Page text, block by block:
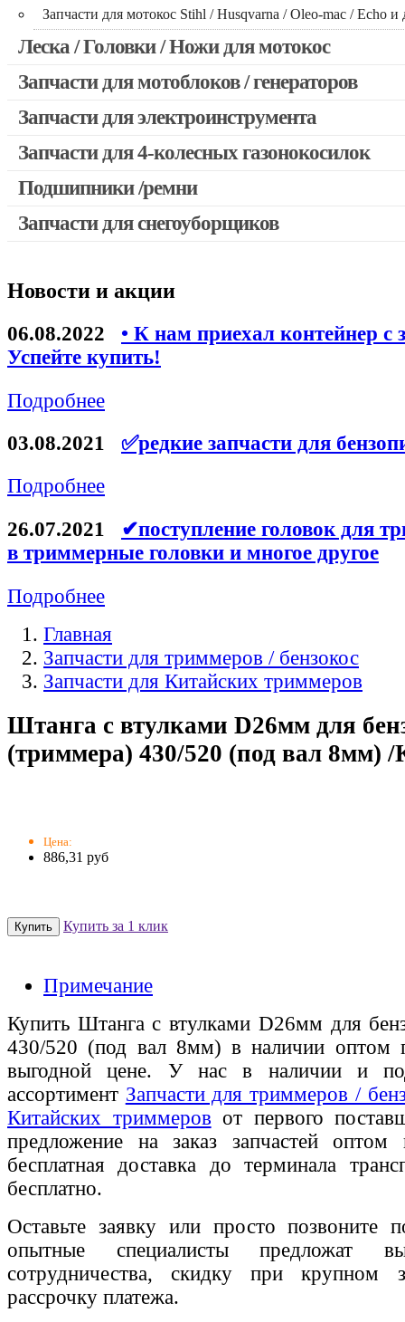
Запчасти для мотокос Stihl / Husqvarna / Oleo-mac / Echo и
Леска / Головки / Ножи для мотокос
Запчасти для мотоблоков / генераторов
Запчасти для электроинструмента
Двигатели, редукторы для шуруповертов
Выключатели, переключатели
Запчасти для УШМ (болгарок)
Запчасти для электроинструмента другие
Запчасти для компрессоров
Конденсаторы
Ремни для электроинструмента
Запчасти для 4-колесных газонокосилок
Подшипники /ремни
Запчасти для снегоуборщиков
Новости и акции
06.08.2022
• К нам приехал контейнер с
Успейте купить!
Подробнее
03.08.2021
✅редкие запчасти для
Подробнее
26.07.2021
✔поступление головок для
в триммерные головки и многое другое
Подробнее
Главная
Запчасти для триммеров / бензокос
Запчасти для Китайских триммеров
Штанга с втулками D26мм для
(триммера) 430/520 (под вал 8мм) /
Цена:
886,31 руб
Купить за 1 клик
Примечание
Купить Штанга с втулками D26мм для
430/520 (под вал 8мм) в наличии оптом
выгодной цене. У нас в наличии и
ассортимент Запчасти для триммеров /
Китайских триммеров от первого
предложение на заказ запчастей
бесплатная доставка до терминала
бесплатно.
Оставьте заявку или просто позвоните
опытные специалисты предложат
сотрудничества, скидку при крупном
рассрочку платежа.